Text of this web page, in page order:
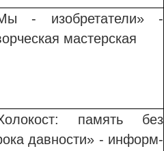
- изобретатели» -
мастерская
память без
давности» - информ-